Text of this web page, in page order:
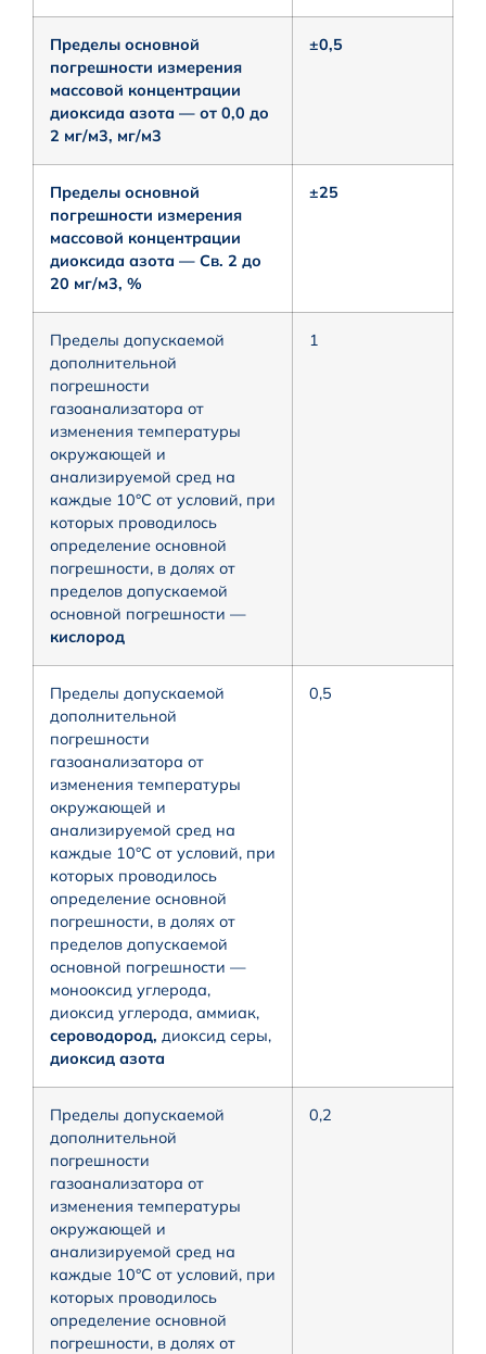
Пределы основной
погрешности измерения
массовой концентрации
диоксида азота — от 0,0 до
2 мг/м3, мг/м3
±0,5
Пределы основной
погрешности измерения
массовой концентрации
диоксида азота — Св. 2 до
20 мг/м3, %
±25
Пределы допускаемой
дополнительной
погрешности
газоанализатора от
изменения температуры
окружающей и
анализируемой сред на
каждые 10°С от условий, при
которых проводилось
определение основной
погрешности, в долях от
пределов допускаемой
основной погрешности —
кислород
1
Пределы допускаемой
дополнительной
погрешности
газоанализатора от
изменения температуры
окружающей и
анализируемой сред на
каждые 10°С от условий, при
которых проводилось
определение основной
погрешности, в долях от
пределов допускаемой
основной погрешности —
монооксид углерода,
диоксид углерода, аммиак,
сероводород, диоксид серы,
диоксид азота
0,5
Пределы допускаемой
дополнительной
погрешности
газоанализатора от
изменения температуры
окружающей и
анализируемой сред на
каждые 10°С от условий, при
которых проводилось
определение основной
погрешности, в долях от
0,2